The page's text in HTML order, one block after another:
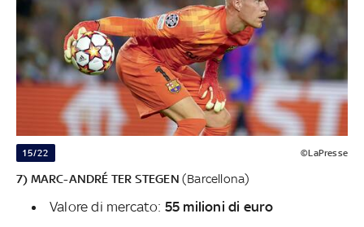
15/22 ©LaPresse
7) MARC-ANDRÉ TER STEGEN (Barcellona)
Valore di mercato: 55 milioni di euro